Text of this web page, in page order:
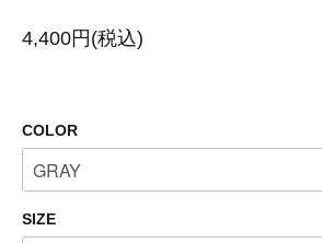
4,400円(税込)
COLOR
SIZE